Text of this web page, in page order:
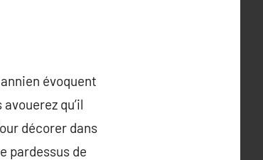
évoquent
qu’il
décorer dans
pardessus de